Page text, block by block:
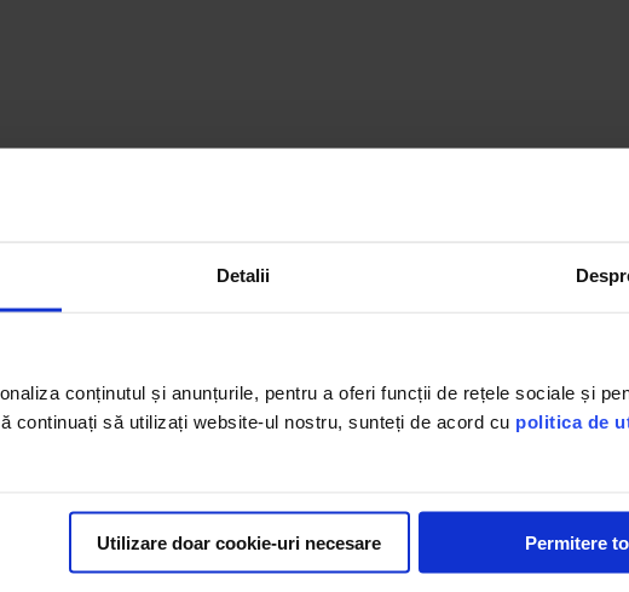
Detalii
conținutul și anunțurile, pentru a oferi funcții de rețele sociale și
continuați să utilizați website-ul nostru, sunteți de acord cu politica de
Utilizare doar cookie-uri necesare Permitere